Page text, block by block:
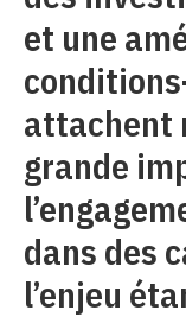
et une
attachent
grande
dans des
l’enjeu